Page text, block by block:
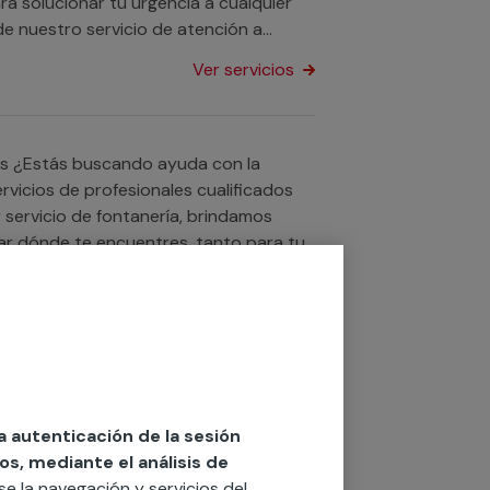
nuestro servicio de atención a
Ver servicios
de profesionales cualificados
de fontanería, brindamos
dónde te encuentres, tanto para tu
autenticación de la sesión
mediante el análisis de